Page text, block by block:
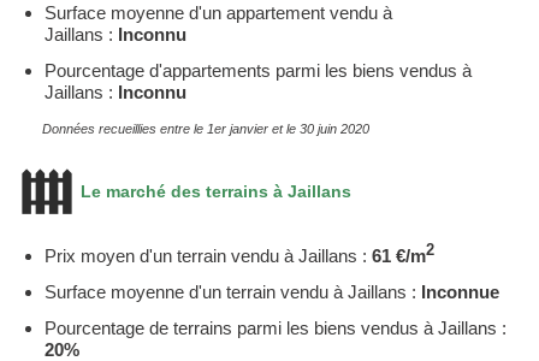
Surface moyenne d'un appartement vendu à
Jaillans : Inconnu
Pourcentage d'appartements parmi les biens vendus à
Jaillans : Inconnu
Données recueillies entre le 1er janvier et le 30 juin 2020
Le marché des terrains à Jaillans
Prix moyen d'un terrain vendu à Jaillans : 61 €/m2
Surface moyenne d'un terrain vendu à Jaillans : Inconnue
Pourcentage de terrains parmi les biens vendus à Jaillans :
20%